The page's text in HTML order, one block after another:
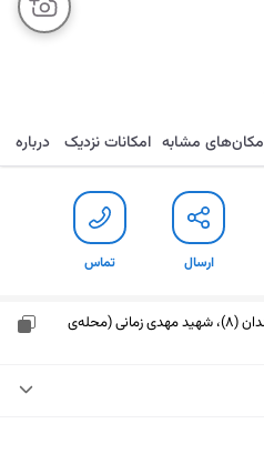
ارسال تماس مکان‌های مشابه امکانات نزدیک درباره
ارسال تماس
اصفهان، شهید باهنر، شهید علاقمندان (8)، شهید مهدی زمانی (محله‌ی